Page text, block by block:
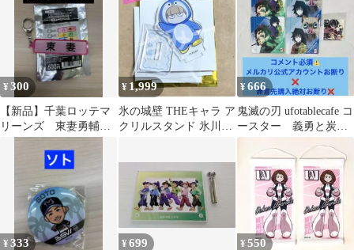
¥300
【新品】千葉ロッテマ
リーンズ 東妻勇輔
ー パワプロ
¥ 1,999
氷の城壁 THEキャラ ア
クリルスタンド 氷川小
¥666
鬼滅の刃 ufotablecafe コ
ースター 義勇と炭治
郎 義勇と伊之助
¥333 ¥699 ¥550